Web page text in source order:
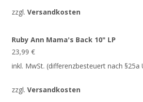
zzgl. Versandkosten
Ruby Ann Mama's Back 10" LP
23,99 €
inkl. MwSt. (differenzbesteuert nach §25a
zzgl. Versandkosten